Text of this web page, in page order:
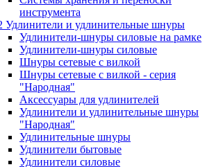
инструмента
Удлинители и удлинительные шнуры
Удлинители-шнуры силовые на рамке
Удлинители-шнуры силовые
Шнуры сетевые с вилкой
Шнуры сетевые с вилкой - серия
"Народная"
Аксессуары для удлинителей
Удлинители и удлинительные шнуры
"Народная"
Удлинительные шнуры
Удлинители бытовые
Удлинители силовые